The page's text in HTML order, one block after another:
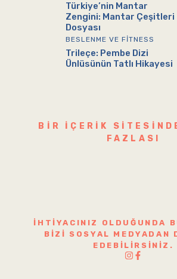
Türkiye’nin Mantar
Zengini: Mantar Çeşitleri
Dosyası
BESLENME VE FITNESS
Trileçe: Pembe Dizi
Ünlüsünün Tatlı Hikayesi
BIR IÇERIK
FAZLASI
İHTIYACINIZ OLDUĞUNDA
BIZI SOSYAL MEDYADAN
EDEBILIRSINIZ.